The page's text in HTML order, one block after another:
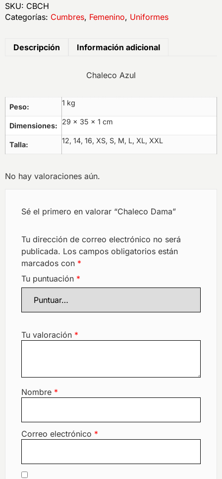
SKU: CBCH
Categorías: Cumbres, Femenino, Uniformes
Descripción Información adicional
Chaleco Azul
Peso 1 kg
Dimensiones 29 × 35 × 1 cm
Talla 12, 14, 16, XS, S, M, L, XL, XXL
No hay valoraciones aún.
Sé el primero en valorar “Chaleco Dama”
Tu dirección de correo electrónico no será
publicada. Los campos obligatorios están
marcados con *
Tu puntuación *
Tu valoración *
Nombre *
Correo electrónico *